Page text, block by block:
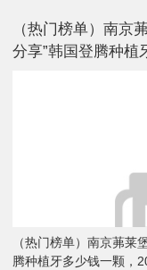
（热门榜单）南京
分享”韩国登腾种植
（热门榜单）南京茀莱
腾种植牙多少钱一颗，